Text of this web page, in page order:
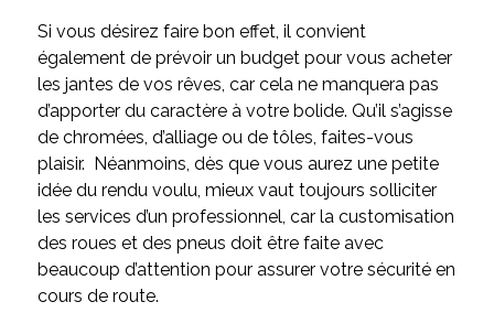
Si vous désirez faire bon effet, il convient
également de prévoir un budget pour vous acheter
les jantes de vos rêves, car cela ne manquera pas
d’apporter du caractère à votre bolide. Qu’il s’agisse
de chromées, d’alliage ou de tôles, faites-vous
plaisir. Néanmoins, dès que vous aurez une petite
idée du rendu voulu, mieux vaut toujours solliciter
les services d’un professionnel, car la customisation
des roues et des pneus doit être faite avec
beaucoup d’attention pour assurer votre sécurité en
cours de route.